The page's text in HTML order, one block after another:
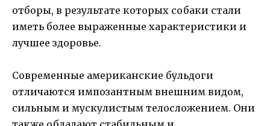
отборы, в результате которых собаки стали
иметь более выраженные характеристики и
лучшее здоровье.
Современные американские бульдоги
отличаются импозантным внешним видом,
сильным и мускулистым телосложением. Они